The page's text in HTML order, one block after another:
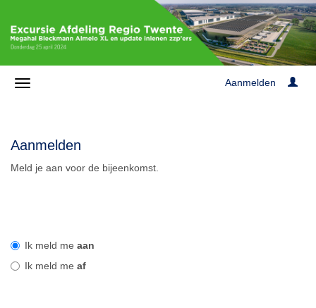
Aanmelden
Aanmelden
Meld je aan voor de bijeenkomst.
Ik meld me aan
Ik meld me af